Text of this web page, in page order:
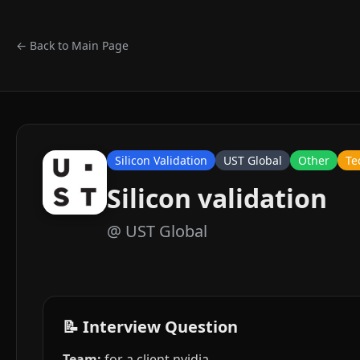
← Back to Main Page
Silicon Validation UST Global Other
Silicon validation
@ UST Global
📝 Interview Question